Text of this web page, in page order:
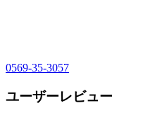
0569-35-3057
ユーザーレビュー